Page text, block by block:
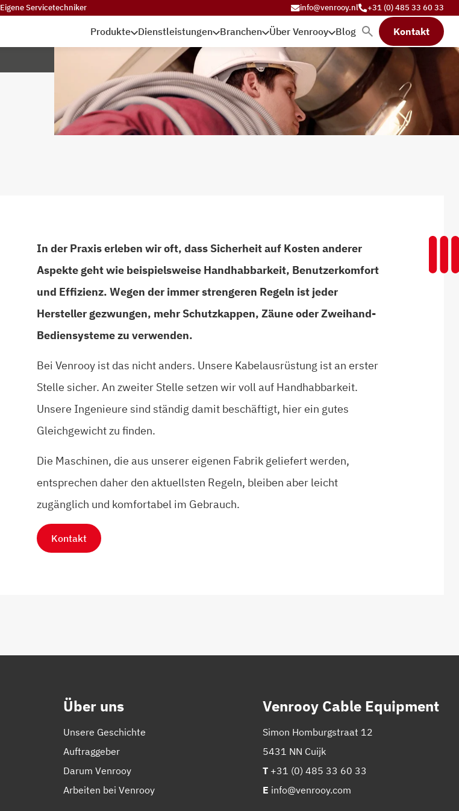
Eigene Servicetechniker info@venrooy.nl +31 (0) 485 33 60 33
Produkte Dienstleistungen Branchen Über Venrooy Blog Kontakt
In der Praxis erleben wir oft, dass Sicherheit auf Kosten anderer
Aspekte geht wie beispielsweise Handhabbarkeit, Benutzerkomfort
und Effizienz. Wegen der immer strengeren Regeln ist jeder
Hersteller gezwungen, mehr Schutzkappen, Zäune oder Zweihand-
Bediensysteme zu verwenden.
Bei Venrooy ist das nicht anders. Unsere Kabelausrüstung ist an erster
Stelle sicher. An zweiter Stelle setzen wir voll auf Handhabbarkeit.
Unsere Ingenieure sind ständig damit beschäftigt, hier ein gutes
Gleichgewicht zu finden.
Die Maschinen, die aus unserer eigenen Fabrik geliefert werden,
entsprechen daher den aktuellsten Regeln, bleiben aber leicht
zugänglich und komfortabel im Gebrauch.
Kontakt
Über uns
Unsere Geschichte
Auftraggeber
Darum Venrooy
Arbeiten bei Venrooy
Venrooy Cable Equipment
Simon Homburgstraat 12
5431 NN Cuijk
T +31 (0) 485 33 60 33
E info@venrooy.com